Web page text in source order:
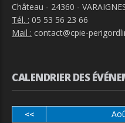
Château - 24360 -
Tél. : 05 53 56 23 66
Mail : contact@cpie-
CALENDRIER DES
<<